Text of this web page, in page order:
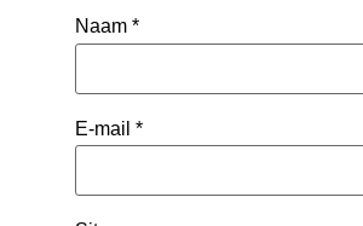
Naam *
E-mail *